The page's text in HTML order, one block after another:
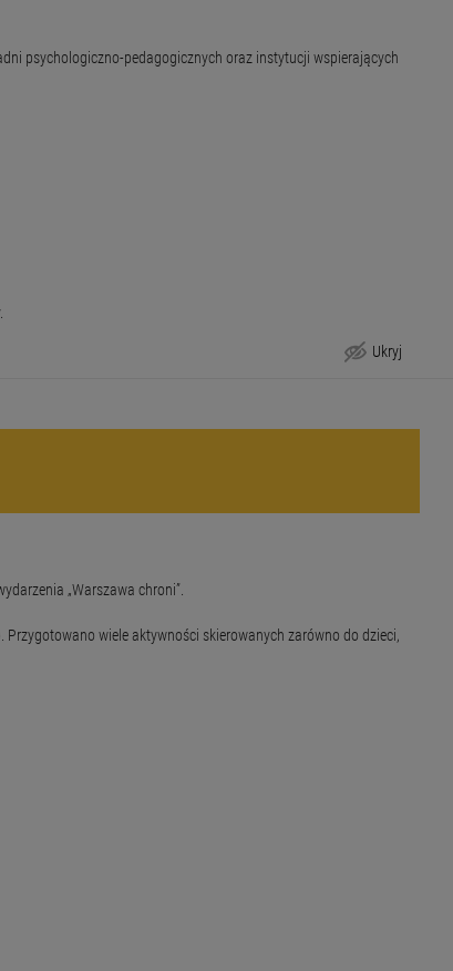
Ukryj
psychologiczno-pedagogicznych oraz instytucji wspierających
„Warszawa chroni”.
Przygotowano wiele aktywności skierowanych zarówno do dzieci,